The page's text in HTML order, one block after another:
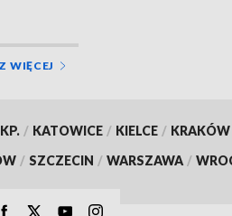
WIĘCEJ
/ KATOWICE / KIELCE / KRAKÓW
/ SZCZECIN / WARSZAWA /